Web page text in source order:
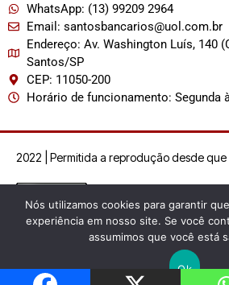
WhatsApp: (13) 99209 2964
Email: santosbancarios@uol.com.br
Endereço: Av. Washington Luís, 140
Santos/SP
CEP: 11050-200
Horário de funcionamento: Segunda
2022 | Permitida a reprodução desde
Nós utilizamos cookies para garantir
experiência em nosso site. Se você
assumimos que você está
Ok